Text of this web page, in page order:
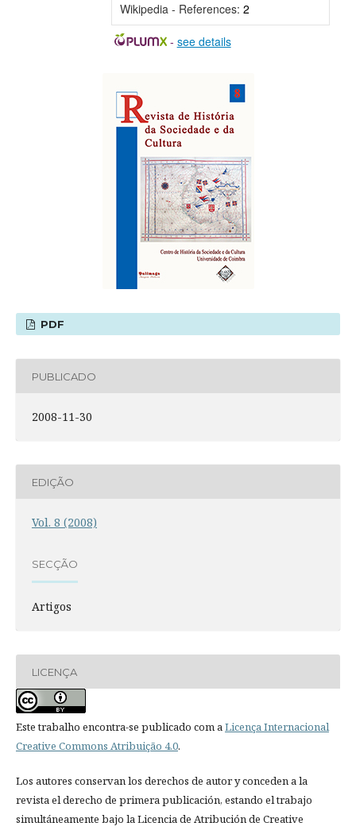
Wikipedia - References: 2
- see details
PDF
PUBLICADO
2008-11-30
EDIÇÃO
Vol. 8 (2008)
SECÇÃO
Artigos
LICENÇA
Este trabalho encontra-se publicado com aLicença Internacional
Creative Commons Atribuição 4.0.
Los autores conservan los derechos de autor y conceden a la
revista el derecho de primera publicación, estando el trabajo
simultáneamente bajo la Licencia de Atribución de Creative